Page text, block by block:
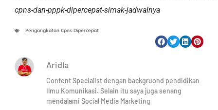
cpns-dan-pppk-dipercepat-simak-jadwalnya
Pengangkatan Cpns Dipercepat
Aridla
Content Specialist dengan backgruond pendidikan
Ilmu Komunikasi. Selain itu saya juga senang
mendalami Social Media Marketing